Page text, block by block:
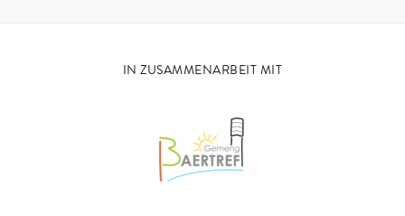
IN ZUSAMMENARBEIT MIT